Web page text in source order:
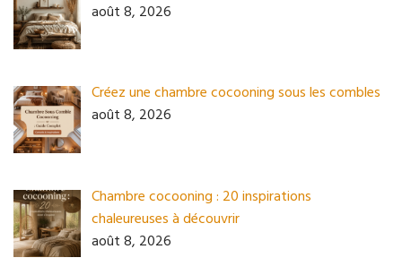
août 8, 2026
Créez une chambre cocooning sous les combles
août 8, 2026
Chambre cocooning : 20 inspirations
chaleureuses à découvrir
août 8, 2026